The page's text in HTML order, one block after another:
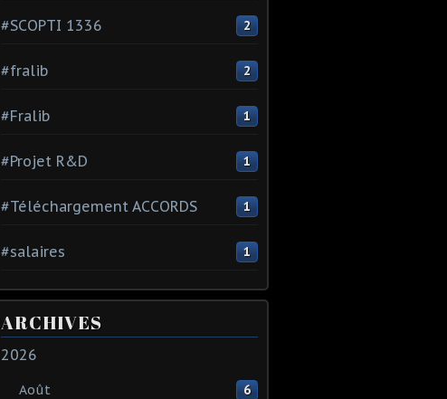
#SCOPTI 1336 2
#fralib 2
#Fralib 1
#Projet R&D 1
#Téléchargement ACCORDS 1
#salaires 1
ARCHIVES
2026
Août 6